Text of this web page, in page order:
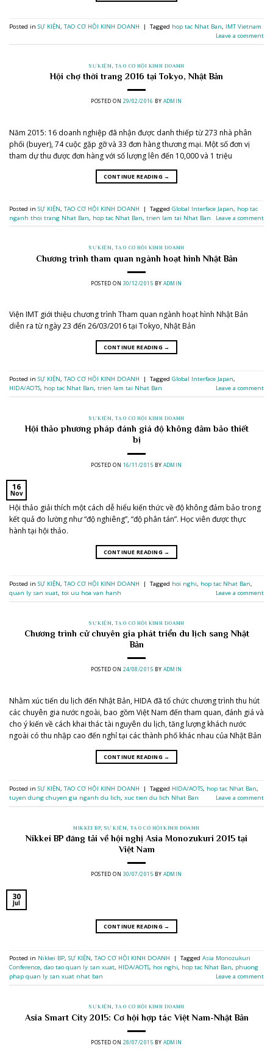
Posted in SỰ KIỆN, TẠO CƠ HỘI KINH DOANH | Tagged hop tac Nhat Ban, IMT Vietnam
Leave a comment
SỰ KIỆN TẠO CƠ HỘI KINH DOANH
Hội chợ thời trang 2016 tại Tokyo, Nhật Bản
POSTED ON 29/02/2016 BY ADMIN
Năm 2015: 16 doanh nghiệp đã nhận được danh thiếp từ 273 nhà phân
phối (buyer), 74 cuộc gặp gỡ và 33 đơn hàng thương mại. Một số đơn vị
tham dự thu được đơn hàng với số lượng lên đến 10,000 và 1 triệu
CONTINUE READING →
Posted in SỰ KIỆN, TẠO CƠ HỘI KINH DOANH | Tagged Global Interface Japan, hop tac
nganh thoi trang Nhat Ban, hop tac Nhat Ban, trien lam tai Nhat Ban Leave a comment
SỰ KIỆN , TẠO CƠ HỘI KINH DOANH
Chương trình tham quan ngành hoạt hình Nhật Bản
POSTED ON 30/12/2015 BY ADMIN
Viện IMT giới thiệu chương trình Tham quan ngành hoạt hình Nhật Bản
diễn ra từ ngày 23 đến 26/03/2016 tại Tokyo, Nhật Bản
CONTINUE READING →
Posted in SỰ KIỆN, TẠO CƠ HỘI KINH DOANH | Tagged Global Interface Japan,
HIDA/AOTS, hop tac Nhat Ban, trien lam tai Nhat Ban Leave a comment
SỰ KIỆN , TẠO CƠ HỘI KINH DOANH
Hội thảo phương pháp đánh giá độ không đảm bảo thiết
bị
POSTED ON 16/11/2015 BY ADMIN
16
Nov
Hội thảo giải thích một cách dễ hiểu kiến thức về độ không đảm bảo trong
kết quả đo lường như “độ nghiêng”, “độ phân tán”. Học viên được thực
hành tại hội thảo.
CONTINUE READING →
Posted in SỰ KIỆN, TẠO CƠ HỘI KINH DOANH | Tagged hoi nghi, hop tac Nhat Ban,
quan ly san xuat, toi uu hoa van hanh Leave a comment
SỰ KIỆN TẠO CƠ HỘI KINH DOANH
Chương trình cử chuyên gia phát triển du lịch sang Nhật
Bản
POSTED ON 24/08/2015 BY ADMIN
Nhằm xúc tiến du lịch đến Nhật Bản, HIDA đã tổ chức chương trình thu hút
các chuyên gia nước ngoài, bao gồm Việt Nam đến tham quan, đánh giá và
cho ý kiến về cách khai thác tài nguyên du lịch, tăng lượng khách nước
ngoài có thu nhập cao đến nghỉ tại các thành phố khác nhau của Nhật Bản
CONTINUE READING →
Posted in SỰ KIỆN, TẠO CƠ HỘI KINH DOANH | Tagged HIDA/AOTS, hop tac Nhat Ban,
tuyen dung chuyen gia nganh du lich, xuc tien du lich Nhat Ban Leave a comment
NIKKEI BP, SỰ KIỆN TẠO CƠ HỘI KINH DOANH
Nikkei BP đăng tải về hội nghị Asia Monozukuri 2015 tại
Việt Nam
POSTED ON 30/07/2015 BY ADMIN
30
Jul
CONTINUE READING →
Posted in Nikkei BP, SỰ KIỆN, TẠO CƠ HỘI KINH DOANH | Tagged Asia Monozukuri
Conference, dao tao quan ly san xuat, HIDA/AOTS, hoi nghi, hop tac Nhat Ban, phuong
phap quan ly san xuat nhat ban
Leave a comment
SỰ KIỆN , TẠO CƠ HỘI KINH DOANH
Asia Smart City 2015: Cơ hội hợp tác Việt Nam-Nhật Bản
POSTED ON 28/07/2015 BY ADMIN